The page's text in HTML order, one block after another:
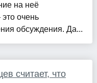
на неё
очень
обсуждения. Да...
считает, что